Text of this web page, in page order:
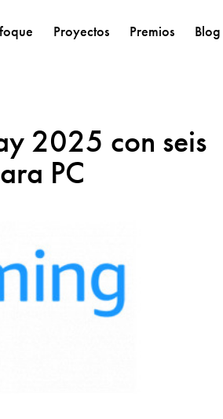
Proyectos Premios Blog
2025 con seis
PC